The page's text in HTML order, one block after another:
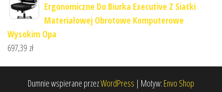
Ergonomiczne Do Biurka Executive Z Siatki
Materiałowej Obrotowe Komputerowe
Wysokim Opa
697,39 zł
Dumnie wspierane przezWordPress | Motyw: Envo Shop